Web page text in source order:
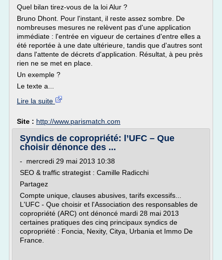
Quel bilan tirez-vous de la loi Alur ?
Bruno Dhont. Pour l'instant, il reste assez sombre. De
nombreuses mesures ne relèvent pas d'une application
immédiate : l'entrée en vigueur de certaines d'entre elles a
été reportée à une date ultérieure, tandis que d'autres sont
dans l'attente de décrets d'application. Résultat, à peu près
rien ne se met en place.
Un exemple ?
Le texte a...
Lire la suite
Site : http://www.parismatch.com
Syndics de copropriété: l’UFC – Que
choisir dénonce des ...
- mercredi 29 mai 2013 10:38
SEO & traffic strategist : Camille Radicchi
Partagez
Compte unique, clauses abusives, tarifs excessifs...
L'UFC - Que choisir et l'Association des responsables de
copropriété (ARC) ont dénoncé mardi 28 mai 2013
certaines pratiques des cinq principaux syndics de
copropriété : Foncia, Nexity, Citya, Urbania et Immo De
France.